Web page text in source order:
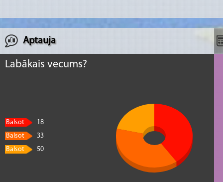
Aptauja
Labākais vecums?
Balsot
18
Balsot
33
Balsot
50